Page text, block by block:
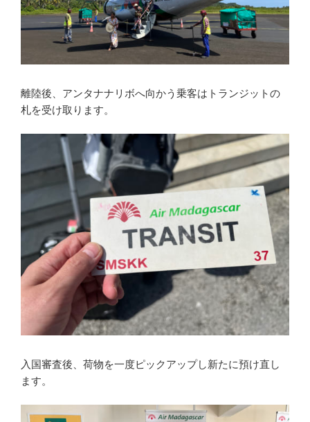
離陸後、アンタナナリボへ向かう乗客はトランジットの
札を受け取ります。
入国審査後、荷物を一度ピックアップし新たに預け直し
ます。